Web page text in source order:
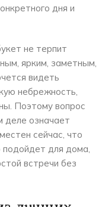
дня и
не терпит
ярким, заметным,
видеть
небрежность,
Поэтому вопрос
деле означает
сейчас, что
подойдет для дома,
встречи без